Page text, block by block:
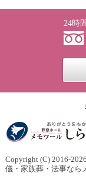
24時
Copyright (C) 2016-2026
儀・家族葬・法事なら